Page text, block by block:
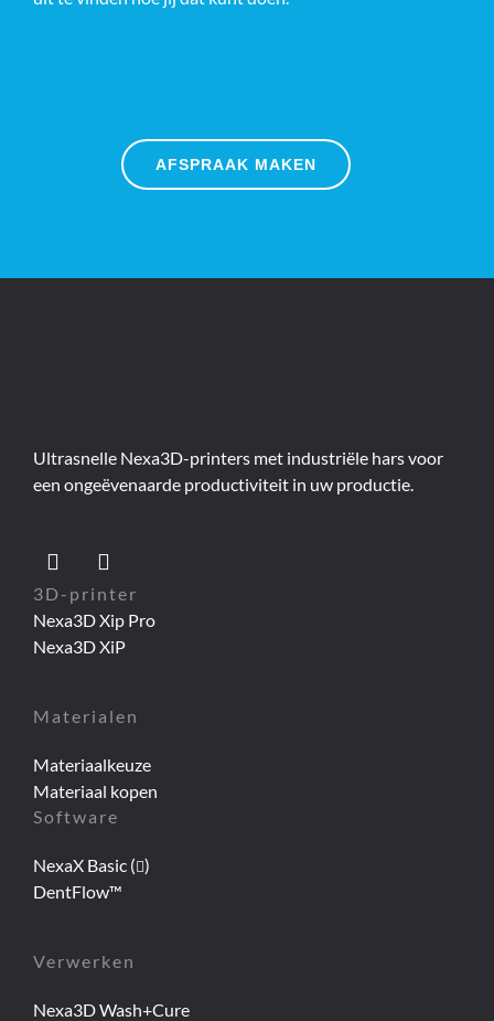
AFSPRAAK MAKEN
Ultrasnelle Nexa3D-printers met industriële hars voor
een ongeëvenaarde productiviteit in uw productie.
3D-printer
Nexa3D Xip Pro
Nexa3D XiP
Materialen
Materiaalkeuze
Materiaal kopen
Software
NexaX Basic ( )
DentFlow™
Verwerken
Nexa3D Wash+Cure